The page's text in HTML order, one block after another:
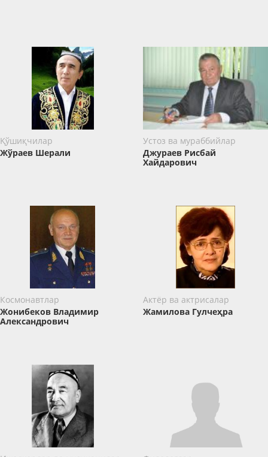
Қўшиқчилар
Жўраев Шерали
Устоз ва мураббийлар
Джураев Рисбай
Хайдарович
Космонавтлар
Жонибеков Владимир
Александрович
Актёр ва актрисалар
Жамилова Гулчеҳра